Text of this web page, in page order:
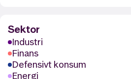
Sektor
Industri
Finans
Defensivt konsum
Energi